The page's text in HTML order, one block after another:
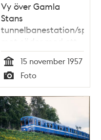
Vy över Gamla
Stans
tunnelbanestation/
mot söder med ett
tunnelbanetåg
Tid
15 november 1957
Typ
Foto